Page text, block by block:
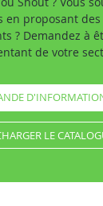
en proposant
? Demandez à
de votre
LE